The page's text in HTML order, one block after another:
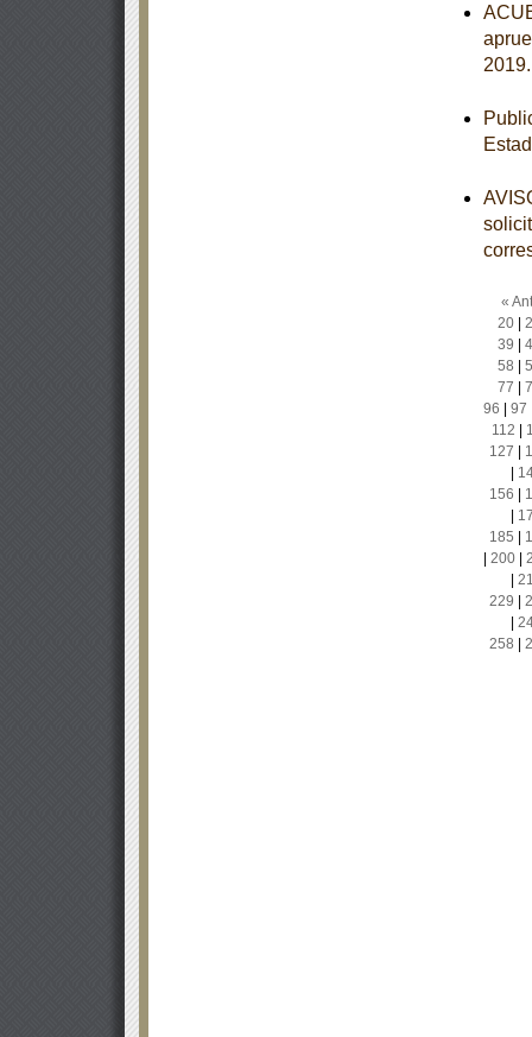
«
20|
39
58
77
96
97
112
127
156
185
200|
229
258